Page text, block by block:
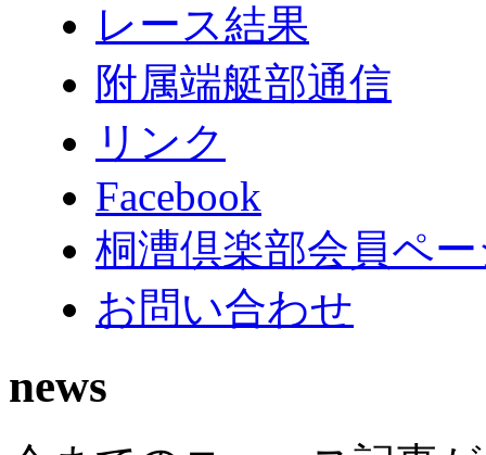
レース結果
附属端艇部通信
リンク
Facebook
桐漕倶楽部会員ペ
お問い合わせ
news